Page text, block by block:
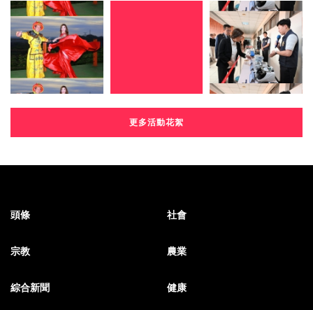
更多活動花絮
頭條 社會
宗教 農業
綜合新聞 健康